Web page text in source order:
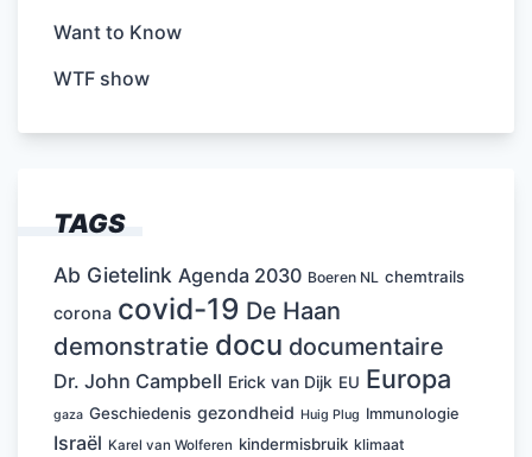
Want to Know
WTF show
TAGS
Ab Gietelink Agenda 2030 Boeren NL chemtrails
corona covid-19 De Haan
demonstratie docu documentaire
Dr. John Campbell Erick van Dijk EU Europa
gaza Geschiedenis gezondheid Huig Plug Immunologie
Israël Karel van Wolferen kindermisbruik klimaat